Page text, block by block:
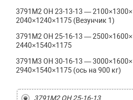
3791М2 ОН 23-13-13 —
2040×1240×1175 (Везунчик 1)
3791М2 ОН 25-16-13 —
2440×1540×1175
3791М3 ОН 30-16-13 —
2940×1540×1175 (ось на 900 кг)
3791М2 ОН 25-16-13